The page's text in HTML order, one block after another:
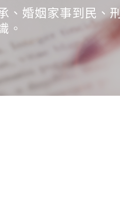
婚姻家事到民、
。